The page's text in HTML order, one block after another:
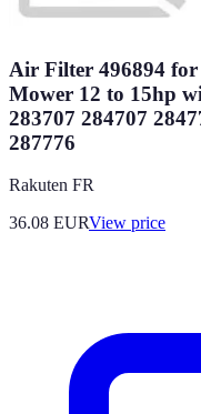
Air Filter 496894
Mower 12 to 15hp
283707 284707
287776
Rakuten FR
36.08 EURView price